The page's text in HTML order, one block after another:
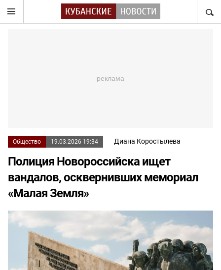
Общество 19.03.2026 19:34 Диана Коростылева
Полиция Новороссийска ищет
вандалов, осквернивших мемориал
«Малая Земля»